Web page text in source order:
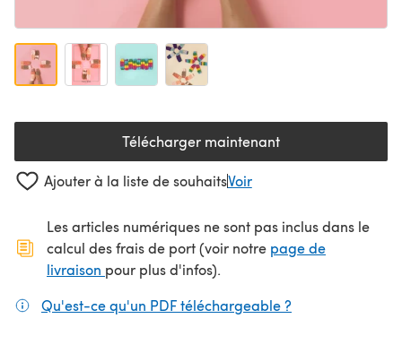
Télécharger maintenant(s'ouvre dans un nouvel
Ajouter à la liste de souhaitsVoir
Les articles numériques ne sont pas inclus dans le
calcul des frais de port (voir notre page de
livraison (s'ouvre dans un nouvel onglet)
pour plus d'infos).
Qu'est-ce qu'un PDF téléchargeable ?